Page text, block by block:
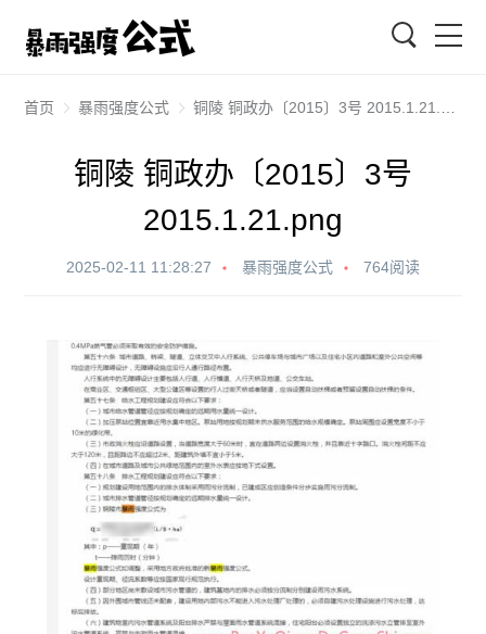
首页 暴雨强度公式 铜陵 铜政办〔2015〕3号 2015.1.21.png
铜陵 铜政办〔2015〕3号
2015.1.21.png
2025-02-11 11:28:27 暴雨强度公式 764阅读